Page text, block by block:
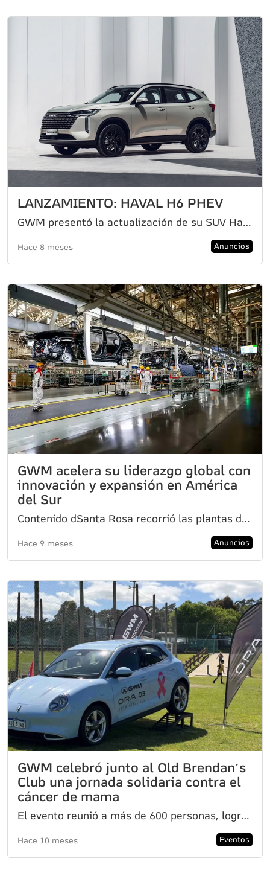
LANZAMIENTO: HAVAL H6 PHEV
GWM presentó la actualización de su SUV Haval H6, pero ahora sumando a la oferta la variante híbrida
Hace 8 meses Anuncios
GWM acelera su liderazgo global con
innovación y expansión en América
del Sur
Contenido dSanta Rosa recorrió las plantas de Baoding, China, y conoció la tecnología y capacidad pr
Hace 9 meses Anuncios
GWM celebró junto al Old Brendan´s
Club una jornada solidaria contra el
cáncer de mama
El evento reunió a más de 600 personas, logró recaudar $ 998.189, fondos que en esta ocasión serán d
Hace 10 meses Eventos